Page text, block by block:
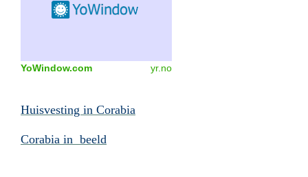
YoWindow.com yr.no
Huisvesting in Corabia
Corabia in beeld